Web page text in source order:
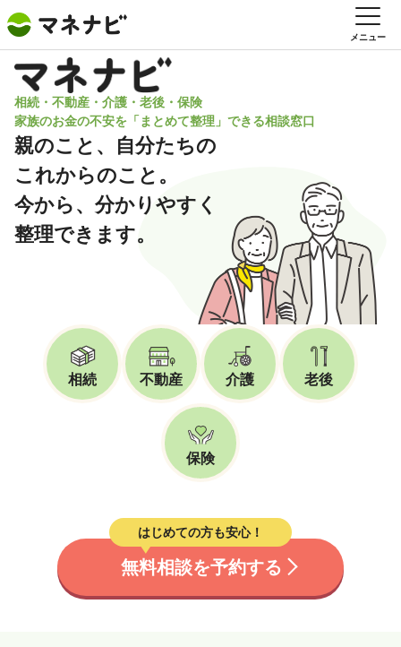
メニュー
相続・不動産・介護・老後・保険
家族のお金の不安を「まとめて整理」できる相談窓口
親のこと、自分たちの
これからのこと。
今から、分かりやすく
整理できます。
相続 不動産 介護 老後
保険
はじめての方も安心！
無料相談を予約する